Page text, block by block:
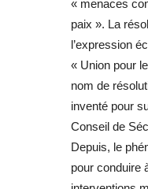
« menaces
paix ». La
l’expression
« Union pour
nom de
inventé pour
Conseil de
Depuis, le
pour conduire